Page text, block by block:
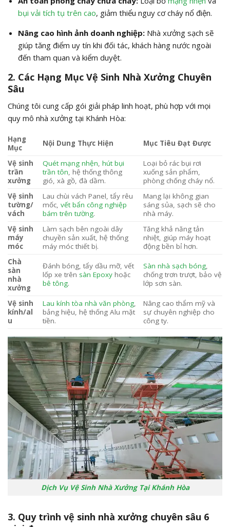
bụi vải tích tụ trên cao, giảm thiểu nguy cơ cháy nổ điện.
Nâng cao hình ảnh doanh nghiệp:Nhà xưởng sạch sẽ
giúp tăng điểm uy tín khi đối tác, khách hàng nước ngoài
đến tham quan và kiểm duyệt.
2. Các Hạng Mục Vệ Sinh Nhà Xưởng Chuyên
Sâu
Chúng tôi cung cấp gói giải pháp linh hoạt, phù hợp với mọi
quy mô nhà xưởng tại Khánh Hòa:
Hạng
Mục
Nội Dung Thực Hiện Mục Tiêu Đạt Được
Vệ sinh
trần
xưởng
Quét mạng nhện hút bụi
trần tôn , hệ thống thông
gió, xà gồ, đà dầm.
Loại bỏ rác bụi rơi
xuống sản phẩm,
phòng chống cháy nổ.
Vệ sinh
tường/
vách
Lau chùi vách Panel, tẩy rêu
mốc, vết bẩn công nghiệp
bám trên tường.
Mang lại không gian
sáng sủa, sạch sẽ cho
nhà máy.
Vệ sinh
máy
móc
Làm sạch bên ngoài dây
chuyền sản xuất, hệ thống
máy móc thiết bị.
Tăng khả năng tản
nhiệt, giúp máy hoạt
động bền bỉ hơn.
Chà
sàn
nhà
xưởng
Đánh bóng, tẩy dầu mỡ, vết
lốp xe trên sàn Epoxyhoặc
bê tông.
Sàn nhà sạch bóng,
chống trơn trượt, bảo vệ
lớp sơn sàn.
Vệ sinh
kính/al
u
Lau kính tòa nhà văn phòng,
bảng hiệu, hệ thống Alu mặt
tiền.
Nâng cao thẩm mỹ và
sự chuyên nghiệp cho
công ty.
Dịch Vụ Vệ Sinh Nhà Xưởng Tại Khánh Hòa
3. Quy trình vệ sinh nhà xưởng chuyên sâu 6